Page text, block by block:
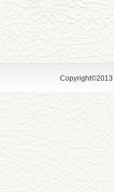
Copyright©2013